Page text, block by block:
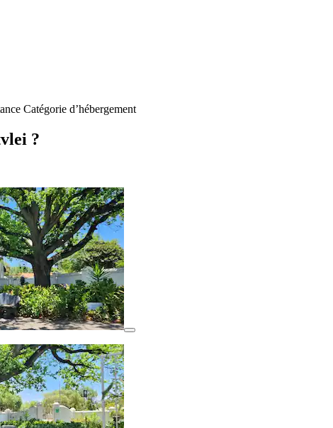
Catégorie d’hébergement
?